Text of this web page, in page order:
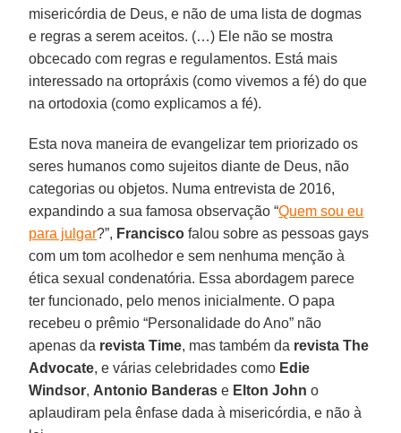
misericórdia de Deus, e não de uma lista de dogmas
e regras a serem aceitos. (…) Ele não se mostra
obcecado com regras e regulamentos. Está mais
interessado na ortopráxis (como vivemos a fé) do que
na ortodoxia (como explicamos a fé).
Esta nova maneira de evangelizar tem priorizado os
seres humanos como sujeitos diante de Deus, não
categorias ou objetos. Numa entrevista de 2016,
expandindo a sua famosa observação “Quem sou eu
para julgar?”, Francisco falou sobre as pessoas gays
com um tom acolhedor e sem nenhuma menção à
ética sexual condenatória. Essa abordagem parece
ter funcionado, pelo menos inicialmente. O papa
recebeu o prêmio “Personalidade do Ano” não
apenas da revista Time, mas também da revista The
Advocate, e várias celebridades como Edie
Windsor, Antonio Banderas e Elton John o
aplaudiram pela ênfase dada à misericórdia, e não à